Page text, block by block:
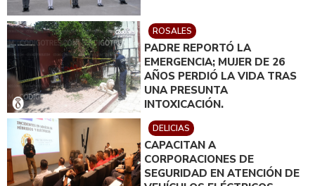
ROSALES
PADRE REPORTÓ LA
EMERGENCIA; MUJER DE 26
AÑOS PERDIÓ LA VIDA TRAS
UNA PRESUNTA
INTOXICACIÓN.
DELICIAS
CAPACITAN A
CORPORACIONES DE
SEGURIDAD EN ATENCIÓN DE